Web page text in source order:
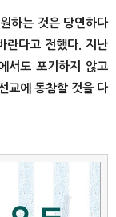
하는 것은 당연하다
란다고 전했다. 지난
서도 포기하지 않고
교에 동참할 것을 다